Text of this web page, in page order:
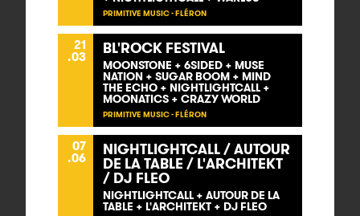
PRIMITIVE MUSIC - FLÉRON
21
.03 BL'ROCK FESTIVAL
MOONSTONE + 6SIDED + MUSE
NATION + SUGAR BOOM + MIND
THE ECHO + NIGHTLIGHTCALL +
MOONATICS + CRAZY WORLD
PRIMITIVE MUSIC - FLÉRON
07
.06 NIGHTLIGHTCALL / AUTOUR
DE LA TABLE / L'ARCHITEKT
/ DJ FLEO
NIGHTLIGHTCALL + AUTOUR DE LA
TABLE + L'ARCHITEKT + DJ FLEO